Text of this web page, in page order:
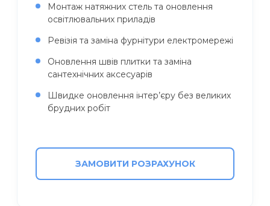
Монтаж натяжних стель та оновлення
освітлювальних приладів
Ревізія та заміна фурнітури електромережі
Оновлення швів плитки та заміна
сантехнічних аксесуарів
Швидке оновлення інтер’єру без великих
брудних робіт
ЗАМОВИТИ РОЗРАХУНОК